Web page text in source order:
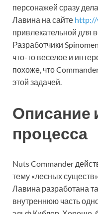
персонажей сразу
Лавина на сайте http://
привлекательной для
Разработчики
что-то веселое и
похоже, что
этой задачей.
Описание
процесса
Nuts Commander
тему «лесных
Лавина разработана
внутреннюю часть